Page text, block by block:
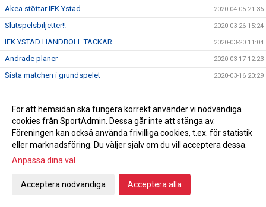
Akea stöttar IFK Ystad 2020-04-05 21:36
Slutspelsbiljetter!! 2020-03-26 15:24
IFK YSTAD HANDBOLL TACKAR 2020-03-20 11:04
Ändrade planer 2020-03-17 12:23
Sista matchen i grundspelet 2020-03-16 20:29
Inför Alingsås HK på bortaplan 2020-03-11 16:00
Seger mot GUIF 2020-03-10 21:18
Inför GUIF hemma 2020-03-09 17:30
Damlagets första spelare klara
Seger mot HK Varberg
För att hemsidan ska fungera korrekt använder vi nödvändiga
cookies från SportAdmin. Dessa går inte att stänga av.
Föreningen kan också använda frivilliga cookies, t.ex. för statistik
eller marknadsföring. Du väljer själv om du vill acceptera dessa.
Anpassa dina val
Acceptera nödvändiga Acceptera alla